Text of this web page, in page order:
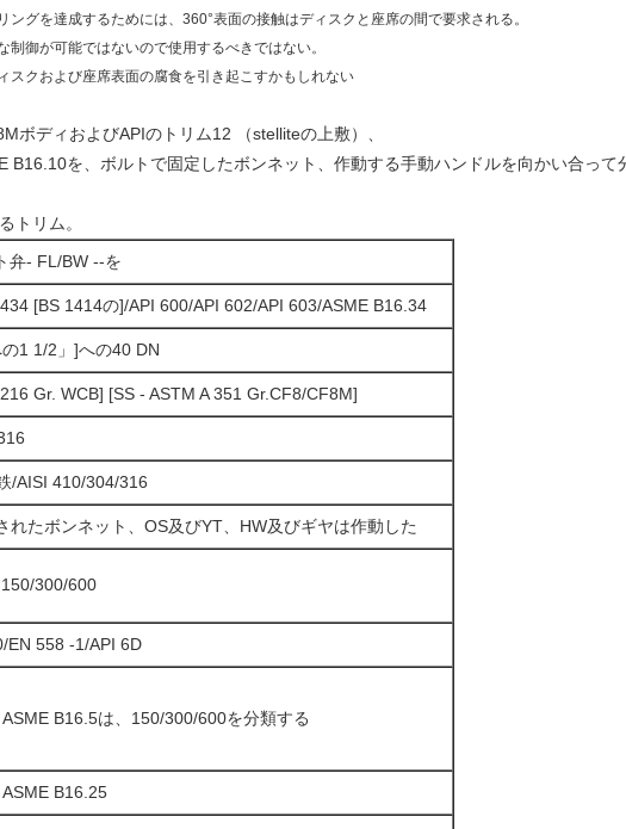
グを達成するためには、360°表面の接触はディスクと座席の間で要求される。
御が可能ではないので使用するべきではない。
スクおよび座席表面の腐食を引き起こすかもしれない
ボディおよびAPIのトリム12 （stelliteの上敷）、
B16.10を、ボルトで固定したボンネット、作動する手動ハンドルを向かい合って
トリム。
弁- FL/BW --を
[BS 1414の]/API 600/API 602/API 603/ASME B16.34
1 1/2」]への40 DN
Gr. WCB] [SS - ASTM A 351 Gr.CF8/CF8M]
/AISI 410/304/316
れたボンネット、OS及びYT、HW及びギヤは作動した
300/600
EN 558 -1/API 6D
ASME B16.5は、150/300/600を分類する
ASME B16.25